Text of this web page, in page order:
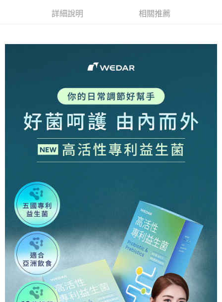
【大哥付你分期使用說明】
流程，驗證手機門號後，選擇欲分期的期數、繳款截止日，確認付款後即完
4.訂單成立30分鐘內，如未前往確認交易或遇審核未通過，訂單將自動取
【繳款方式說明】
1.分期款項不併入電信帳單，「大哥付你分期」於每月結算日後寄送繳費提
醒簡訊。
2.透過簡訊連結打開帳單後，可選擇「超商條碼／台灣大直營門市／銀行轉
帳／街口支付／iPASS MONEY」等通路繳費。
【注意事項】
2.基於同意付款使用「大哥付你分期」之契約關係目的，商店將以您的個人
資料（包含姓名、電話或地址）提供予台灣大哥大進項蒐集、處理及利用，
由本公司與您本人進行分期帳單所需資料之確認、核對及更正。
3.完整用戶服務條款，請詳閱以下連結：
https://oppay.tw/userRule
３．安心：先確認商品／服務後，再付款。
１．於結帳方式選擇「AFTEE先享後付」後，將跳轉至「AFTEE先享後付」
結帳頁面，進行簡訊認證並確認金額後，即可完成結帳。
３．收到繳費通知簡訊後14天內，點擊此簡訊中的連結，可透過四大超商／
ATM／網路銀行／等多元方式進行付款，方視為交易完成。
※ 請注意：結帳手續完成當下不需立刻繳費，但若您需要取消訂單，請聯絡
後付繳納相關費用。
※ 交易是否成功請以「AFTEE先享後付 」之結帳頁面顯示為準，若有關於
是否繳費成功／繳費後需取消欲退款等相關疑問，請聯繫「AFTEE先享後付
客戶支援中心」https://netprotections.freshdesk.com/support/home
【注意事項】
１．透過由恩沛科技股份有限公司提供之「AFTEE先享後付」服務完成之交
易，需依本服務之必要範圍內提供個人資料，並將交易相關給付款項請求債
權轉讓予恩沛科技股份有限公司。
２．關於個人資料處理事宜，請瀏覽以下網址：
https://aftee.tw/terms/#terms3
３．未成年的使用者請事先徵得法定代理人或監護人之同意方可使用
「AFTEE先享後付」，若未經同意申辦者引起之損失，本公司不負相關責
任。
會員帳號後，即可在購物車使用 Hami Point 折抵消費金額 (1點等於1元)。
運送方式
【全家超商】取貨時付款
每筆NT$85，滿NT$1,500(含以上)免運費
每筆NT$85，滿NT$1,500(含以上)免運費
【7-11超商】取貨時付款
每筆NT$85，滿NT$1,500(含以上)免運費
【7-11超商取貨】先付款
每筆NT$85，滿NT$1,500(含以上)免運費
【宅配到府】先付款
每筆NT$85，滿NT$1,500(含以上)免運費
詳細說明 相關推薦